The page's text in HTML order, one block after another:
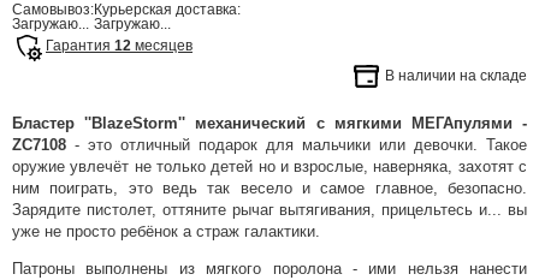
Самовывоз:
Загружаю...
Курьерская доставка:
Загружаю...
Гарантия 12 месяцев
В наличии на складе
Бластер ''BlazeStorm'' механический с мягкими МЕГАпулями -
ZC7108 - это отличный подарок для мальчики или девочки. Такое
оружие увлечёт не только детей но и взрослые, наверняка, захотят с
ним поиграть, это ведь так весело и самое главное, безопасно.
Зарядите пистолет, оттяните рычаг вытягивания, прицельтесь и... вы
уже не просто ребёнок а страж галактики.
Патроны выполнены из мягкого поролона - ими нельзя нанести